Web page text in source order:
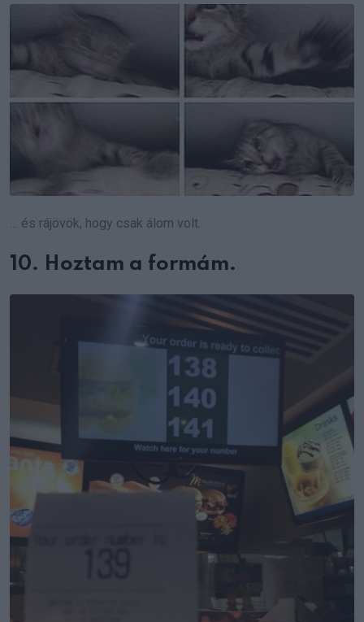
… és rájövök, hogy csak álom volt.
10. Hoztam a formám.